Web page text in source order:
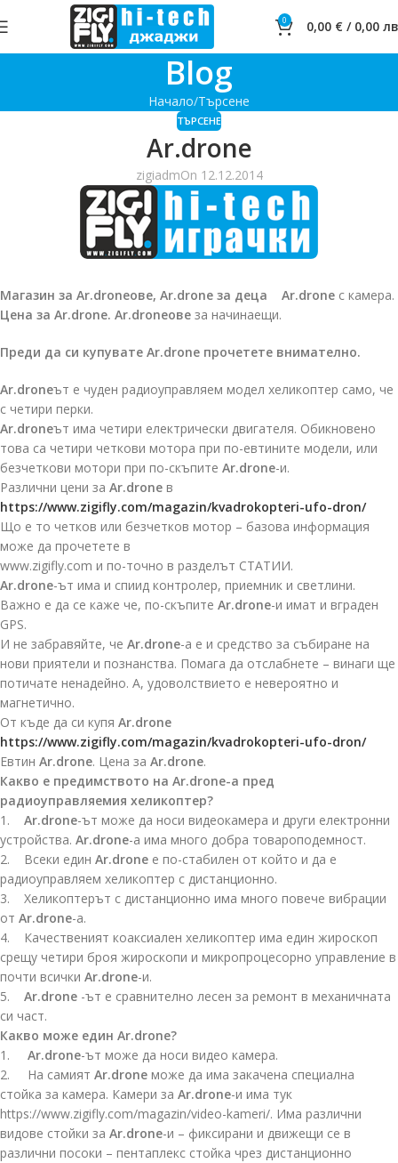
0 0,00 € / 0,00
Blog
Начало Търсене
ТЪРСЕНЕ
Ar.drone
zigiadmOn 12.12.2014
Магазин за Ar.droneове, Ar.drone за деца Ar.drone с камера.
Цена за Ar.drone. Ar.droneове за начинаещи.
Преди да си купувате Ar.drone прочетете внимателно.
Ar.droneът е чуден радиоуправляем модел хеликоптер само, че
с четири перки.
Ar.droneът има четири електрически двигателя. Обикновено
това са четири четкови мотора при по-евтините модели, или
безчеткови мотори при по-скъпите Ar.drone-и.
Различни цени за Ar.drone в
https://www.zigifly.com/magazin/kvadrokopteri-ufo-dron/
Що е то четков или безчетков мотор – базова информация
може да прочетете в
www.zigifly.com и по-точно в разделът СТАТИИ.
Ar.drone-ът има и спиид контролер, приемник и светлини.
Важно е да се каже че, по-скъпите Ar.drone-и имат и вграден
GPS.
И не забравяйте, че Ar.drone-а е и средство за събиране на
нови приятели и познанства. Помага да отслабнете – винаги ще
потичате ненадейно. А, удоволствието е невероятно и
магнетично.
От къде да си купя Ar.drone
https://www.zigifly.com/magazin/kvadrokopteri-ufo-dron/
Евтин Ar.drone. Цена за Ar.drone.
Какво е предимството на Ar.drone-а пред
радиоуправляемия хеликоптер?
1. Ar.drone-ът може да носи видеокамера и други електронни
устройства. Ar.drone-а има много добра товароподемност.
2. Всеки един Ar.drone е по-стабилен от който и да е
радиоуправляем хеликоптер с дистанционно.
3. Хеликоптерът с дистанционно има много повече вибрации
от Ar.drone-а.
4. Качественият коаксиален хеликоптер има един жироскоп
срещу четири броя жироскопи и микропроцесорно управление в
почти всички Ar.drone-и.
5. Ar.drone -ът е сравнително лесен за ремонт в механичната
си част.
Какво може един Ar.drone?
1. Ar.drone-ът може да носи видео камера.
2. На самият Ar.drone може да има закачена специална
стойка за камера. Камери за Ar.drone-и има тук
https://www.zigifly.com/magazin/video-kameri/. Има различни
видове стойки за Ar.drone-и – фиксирани и движещи се в
различни посоки – пентаплекс стойка чрез дистанционно